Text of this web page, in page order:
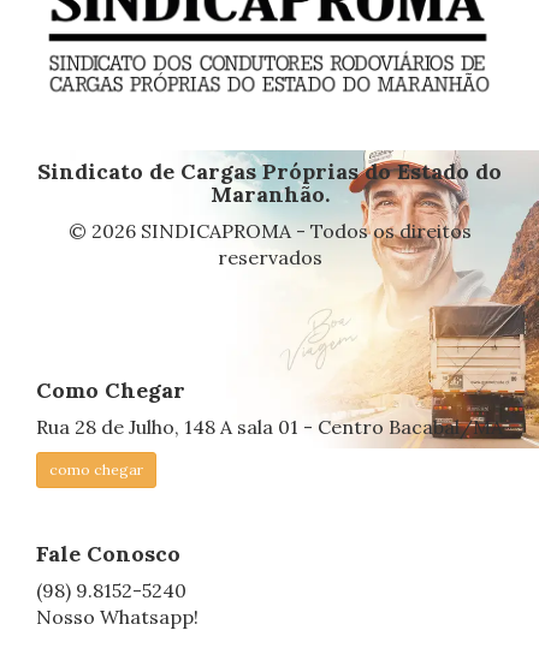
Sindicato de Cargas Próprias do Estado do
Maranhão.
© 2026 SINDICAPROMA - Todos os direitos
reservados
Como Chegar
Rua 28 de Julho, 148 A sala 01 - Centro Bacabal/MA
como chegar
Fale Conosco
(98) 9.8152-5240
Nosso Whatsapp!